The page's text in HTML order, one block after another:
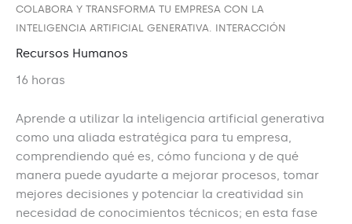
COLABORA Y TRANSFORMA TU EMPRESA CON LA
INTELIGENCIA ARTIFICIAL GENERATIVA. INTERACCIÓN
Recursos Humanos
16 horas
Aprende a utilizar la inteligencia artificial generativa
como una aliada estratégica para tu empresa,
comprendiendo qué es, cómo funciona y de qué
manera puede ayudarte a mejorar procesos, tomar
mejores decisiones y potenciar la creatividad sin
necesidad de conocimientos técnicos; en esta fase